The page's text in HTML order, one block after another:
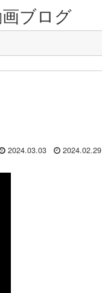
ブログ
2024.03.03 2024.02.29